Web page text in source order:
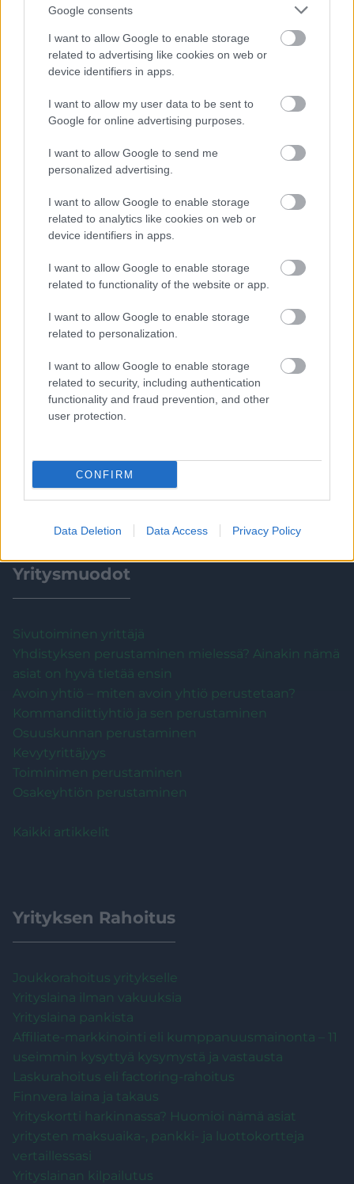
Google consents
I want to allow Google to enable storage
related to advertising like cookies on web or
device identifiers in apps.
I want to allow my user data to be sent to
Google for online advertising purposes.
I want to allow Google to send me
personalized advertising.
I want to allow Google to enable storage
related to analytics like cookies on web or
device identifiers in apps.
I want to allow Google to enable storage
related to functionality of the website or app.
I want to allow Google to enable storage
related to personalization.
I want to allow Google to enable storage
related to security, including authentication
functionality and fraud prevention, and other
user protection.
CONFIRM
Data Deletion Data Access Privacy Policy
Yrittäjän ja yrityksen vakuutukset
YEL-vakuutus eli yrittäjän eläkevakuutus
Kaikki artikkelit
ALV-rekisteri
Toiminimen verotus
Ennakkoperintärekisteri
Yrittäjän ennakkovero – näin toiminimi ja
Arvonlisävero
Palkkaa vai osinkoa: miten yrittäjä voi nostaa rahaa
osakeyhtiöstään?
Kaikki artikkelit
Yritysmuodot
Sivutoiminen yrittäjä
Yhdistyksen perustaminen mielessä? Ainakin nämä
asiat on hyvä tietää ensin
Avoin yhtiö – miten avoin yhtiö perustetaan?
Kommandiittiyhtiö ja sen perustaminen
Osuuskunnan perustaminen
Kevytyrittäjyys
Toiminimen perustaminen
Osakeyhtiön perustaminen
Kaikki artikkelit
Yrityksen Rahoitus
Joukkorahoitus yritykselle
Yrityslaina ilman vakuuksia
Yrityslaina pankista
Affiliate-markkinointi eli kumppanuusmainonta – 11
useimmin kysyttyä kysymystä ja vastausta
Laskurahoitus eli factoring-rahoitus
Finnvera laina ja takaus
Yrityskortti harkinnassa? Huomioi nämä asiat
yritysten maksuaika-, pankki- ja luottokortteja
vertaillessasi
Yrityslainan kilpailutus